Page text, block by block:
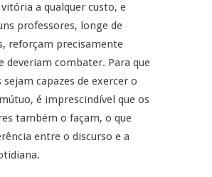
a qualquer custo, e
professores, longe de
reforçam precisamente
deveriam combater. Para que
sejam capazes de exercer o
é imprescindível que os
também o façam, o que
entre o discurso e a